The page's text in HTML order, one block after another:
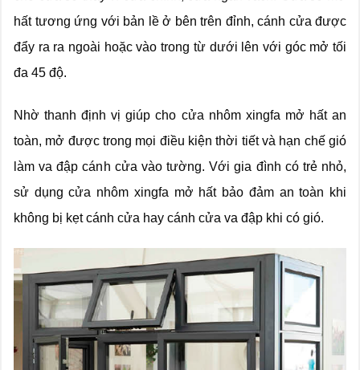
hất tương ứng với bản lề ở bên trên đỉnh, cánh cửa được
đẩy ra ra ngoài hoặc vào trong từ dưới lên với góc mở tối
đa 45 độ.
Nhờ thanh định vị giúp cho cửa nhôm xingfa mở hất an
toàn, mở được trong mọi điều kiện thời tiết và hạn chế gió
làm va đập cánh cửa vào tường. Với gia đình có trẻ nhỏ,
sử dụng cửa nhôm xingfa mở hất bảo đảm an toàn khi
không bị kẹt cánh cửa hay cánh cửa va đập khi có gió.